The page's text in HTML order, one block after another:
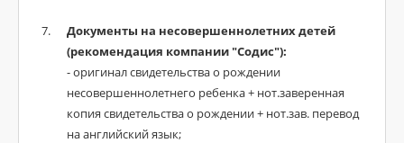
Документы на несовершеннолетних детей
(рекомендация компании "Содис"):
- оригинал свидетельства о рождении
несовершеннолетнего ребенка + нот.заверенная
копия свидетельства о рождении + нот.зав. перевод
на английский язык;